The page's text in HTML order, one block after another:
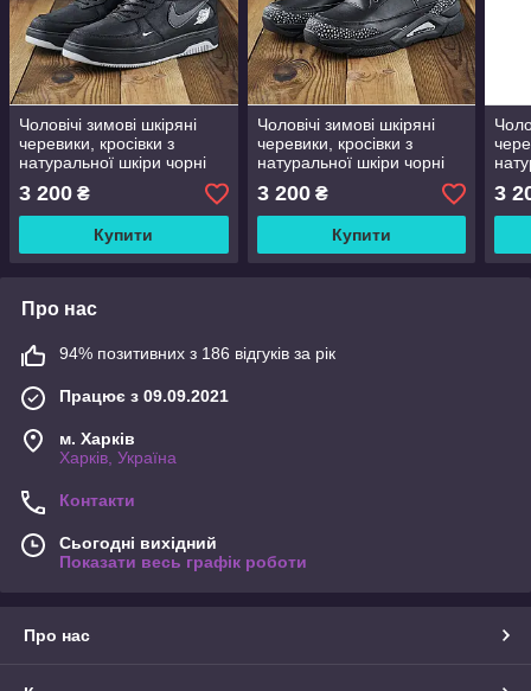
Чоловічі зимові шкіряні
черевики, кросівки з
натуральної шкіри чорні
на хутрі для чоловіків на
зиму, розмір 40 41 42 43
44 45
3 200 ₴
Купити
Чоловічі зимові шкіряні
черевики, кросівки з
натуральної шкіри чорні
на хутрі для чоловіків на
зиму, розмір 40 41 42 43
44 45
3 200₴
Купити
на
44
3
Про нас
94% позитивних з 186 відгуків за рік
Працює з 09.09.2021
м. Харків
Харків, Україна
Контакти
Сьогодні вихідний
Показати весь графік роботи
Про нас